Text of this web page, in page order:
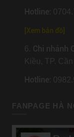
Hotline:
Xem bản đồ
6. Chi nhánh
Kiều, TP.
Hotline:
FANPAGE HÀ